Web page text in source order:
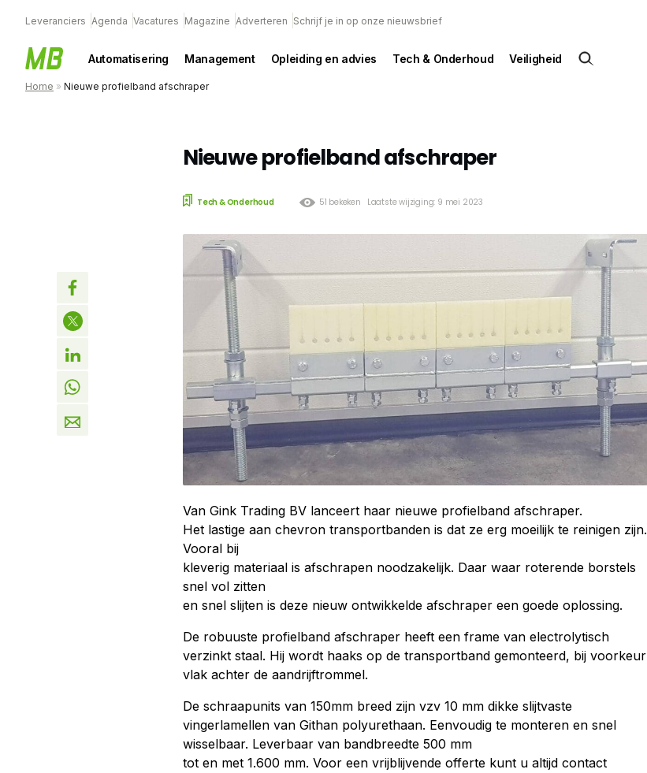
Leveranciers Agenda Vacatures Magazine Adverteren Schrijf je in op onze nieuwsbrief
Automatisering Management Opleiding en advies Tech & Onderhoud Veiligheid
Home » Nieuwe profielband afschraper
Nieuwe profielband afschraper
Tech & Onderhoud 51 bekeken Laatste wijziging: 9 mei 2023
Van Gink Trading BV lanceert haar nieuwe profielband afschraper.
Het lastige aan chevron transportbanden is dat ze erg moeilijk te reinigen zijn.
Vooral bij
kleverig materiaal is afschrapen noodzakelijk. Daar waar roterende borstels
snel vol zitten
en snel slijten is deze nieuw ontwikkelde afschraper een goede oplossing.
De robuuste profielband afschraper heeft een frame van electrolytisch
verzinkt staal. Hij wordt haaks op de transportband gemonteerd, bij voorkeur
vlak achter de aandrijftrommel.
De schraapunits van 150mm breed zijn vzv 10 mm dikke slijtvaste
vingerlamellen van Githan polyurethaan. Eenvoudig te monteren en snel
wisselbaar. Leverbaar van bandbreedte 500 mm
tot en met 1.600 mm. Voor een vrijblijvende offerte kunt u altijd contact